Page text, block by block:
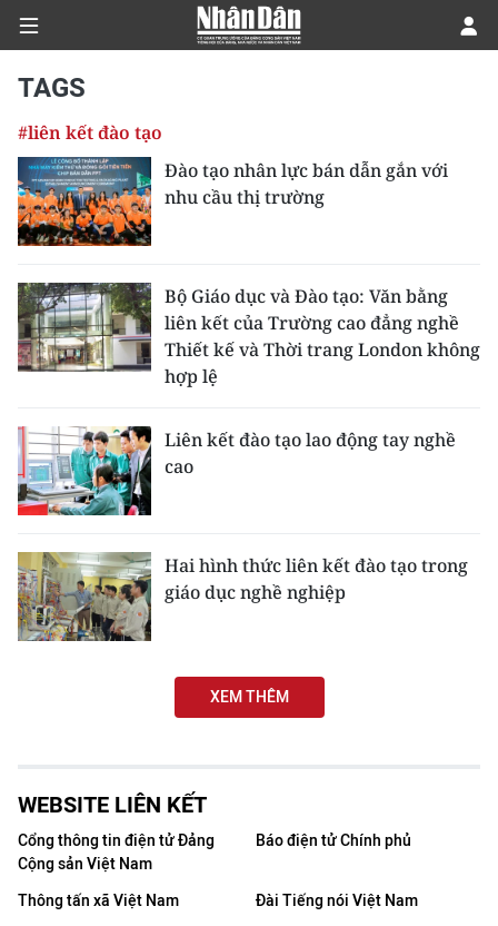
CHÍNH TRỊ
KINH TẾ
XÃ HỘI
PHÁP LUẬT
THẾ GIỚI
GIÁO DỤC
Y TẾ
KHOA HỌC - CÔNG NGHỆ
BẠN ĐỌC
KIỂM CHỨNG THÔNG TIN
TRI THỨC CHUYÊN SÂU
TAGS
#liên kết đào tạo
Đào tạo nhân lực bán dẫn gắn với
nhu cầu thị trường
Bộ Giáo dục và Đào tạo: Văn bằng
liên kết của Trường cao đẳng nghề
Thiết kế và Thời trang London không
hợp lệ
Liên kết đào tạo lao động tay nghề
cao
Hai hình thức liên kết đào tạo trong
giáo dục nghề nghiệp
XEM THÊM
WEBSITE LIÊN KẾT
Cổng thông tin điện tử Đảng
Cộng sản Việt Nam
Báo điện tử Chính phủ
Thông tấn xã Việt Nam
Đài Tiếng nói Việt Nam